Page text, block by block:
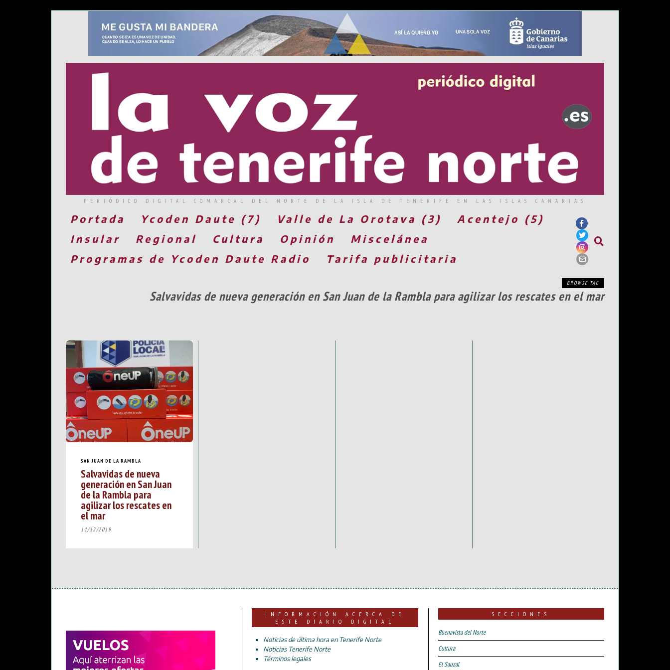
PERIÓDICO DIGITAL COMARCAL DEL NORTE DE LA ISLA DE TENERIFE EN LAS ISLAS CANARIAS
Portada Ycoden Daute (7) Valle de La Orotava (3)
Acentejo (5)
Insular
Regional Cultura Opinión
Miscelánea
Programas de Ycoden Daute Radio
Tarifa publicitaria
BROWSE TAG
Salvavidas de nueva generación en San Juan de la Rambla para agilizar los rescates en el mar
SAN JUAN DE LA RAMBLA
Salvavidas de nueva
generación en San Juan
de la Rambla para
agilizar los rescates en
el mar
11/12/2019
INFORMACIÓN ACERCA DE
ESTE DIARIO DIGITAL
Noticias de última hora en Tenerife Norte
Noticias Tenerife Norte
Términos legales
SECCIONES
Buenavista del Norte
Cultura
El Sauzal